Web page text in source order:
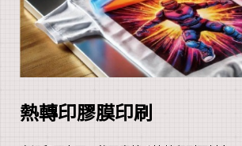
熱轉印膠膜印刷